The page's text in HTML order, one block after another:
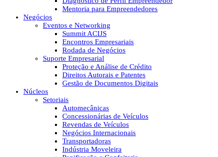
Mentoria para Empreendedores
Negócios
Eventos e Networking
Summit ACIJS
Encontros Empresariais
Rodada de Negócios
Suporte Empresarial
Proteção e Análise de Crédito
Direitos Autorais e Patentes
Gestão de Documentos Digitais
Núcleos
Setoriais
Automecânicas
Concessionárias de Veículos
Revendas de Veículos
Negócios Internacionais
Transportadoras
Indústria Moveleira